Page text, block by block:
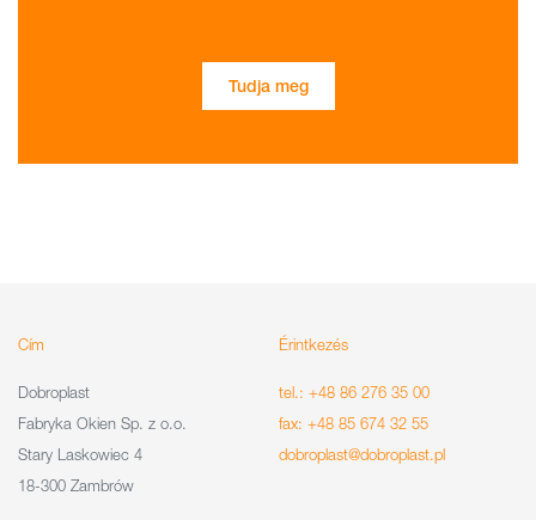
Tudja meg
Cím
Dobroplast
Fabryka Okien Sp. z o.o.
Stary Laskowiec 4
18-300 Zambrów
Érintkezés
tel.: +48 86 276 35 00
fax: +48 85 674 32 55
dobroplast@dobroplast.pl